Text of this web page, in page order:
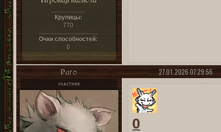
Крупицы:
770
Очки способностей:
0
27.01.2026 07:29:56
Раго
УЧАСТНИК
0